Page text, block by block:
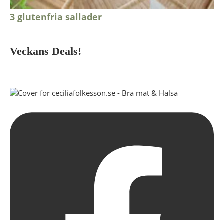
3 glutenfria sallader
Veckans Deals!